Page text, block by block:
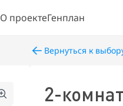
О проектеГенплан
Вернуться к
2-